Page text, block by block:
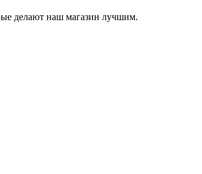
делают наш магазин лучшим.